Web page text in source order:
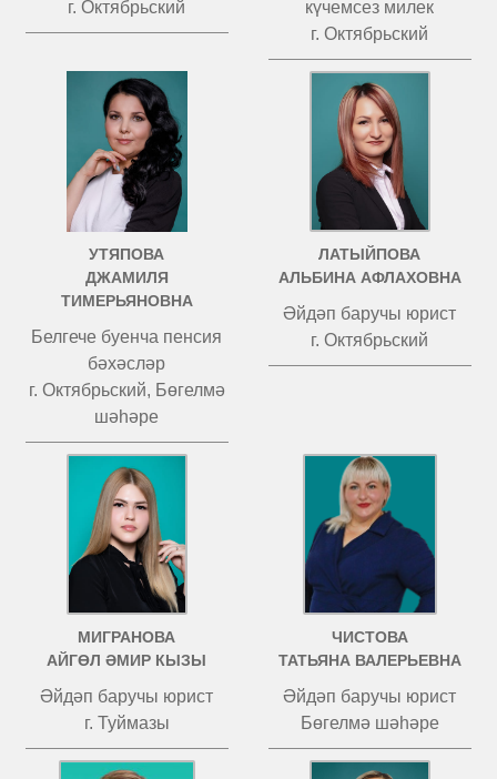
г. Октябрьский
күчемсез милек
г. Октябрьский
УТЯПОВА
ДЖАМИЛЯ
ТИМЕРЬЯНОВНА
Белгече буенча пенсия
бәхәсләр
г. Октябрьский, Бөгелмә
шәһәре
ЛАТЫЙПОВА
АЛЬБИНА АФЛАХОВНА
Әйдәп баручы юрист
г. Октябрьский
МИГРАНОВА
АЙГӨЛ ӘМИР КЫЗЫ
Әйдәп баручы юрист
г. Туймазы
ЧИСТОВА
ТАТЬЯНА ВАЛЕРЬЕВНА
Әйдәп баручы юрист
Бөгелмә шәһәре